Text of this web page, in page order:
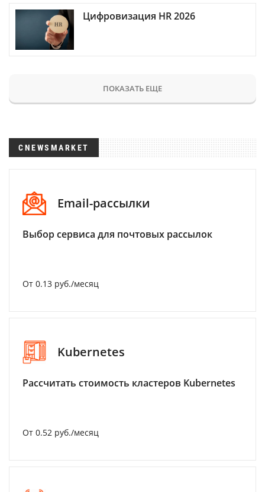
Цифровизация HR 2026
ПОКАЗАТЬ ЕЩЕ
CNEWSMARKET
Email-рассылки
Выбор сервиса для почтовых рассылок
От 0.13 руб./месяц
Kubernetes
Рассчитать стоимость кластеров Kubernetes
От 0.52 руб./месяц